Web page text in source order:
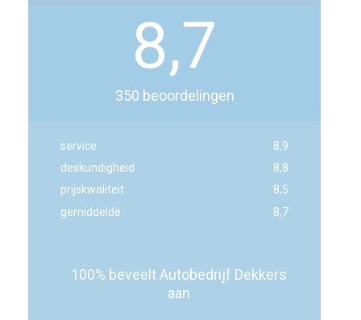
8,7
350 beoordelingen
service
8,9
deskundigheid
8,8
prijskwaliteit
8,5
gemiddelde
8,7
100% beveelt Autobedrijf Dekkers
aan